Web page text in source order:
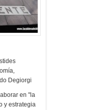
,
Degiorgi
en "la
y estrategia